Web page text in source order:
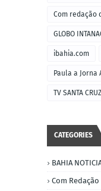
Com redação
GLOBO
ibahia.com
Paula a Jorna
TV SANTA
CATEGORIES
BAHIA
Com Redação